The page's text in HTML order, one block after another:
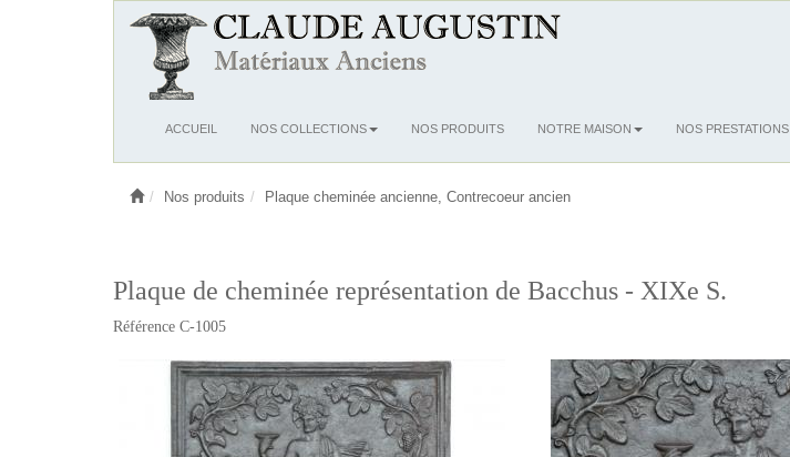
OuvrirACCUEIL NOS COLLECTIONS NOS PRODUITS NOTRE MAISON NOS PRESTATIONS
Nos produits Plaque cheminée ancienne, Contrecoeur ancien
Plaque de cheminée représentation de Bacchus - XIXe S.
Référence C-1005